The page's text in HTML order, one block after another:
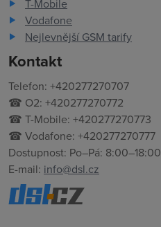
T-Mobile
Vodafone
Nejlevnější GSM tarify
Kontakt
Telefon: +420277270707
☎ O2: +420277270772
☎ T-Mobile: +420277270773
☎ Vodafone: +420277270777
Dostupnost: Po–Pá: 8:00–18:00
E-mail: info@dsl.cz